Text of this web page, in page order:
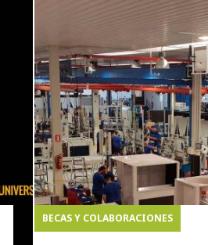
BECAS Y COLABORACIONES